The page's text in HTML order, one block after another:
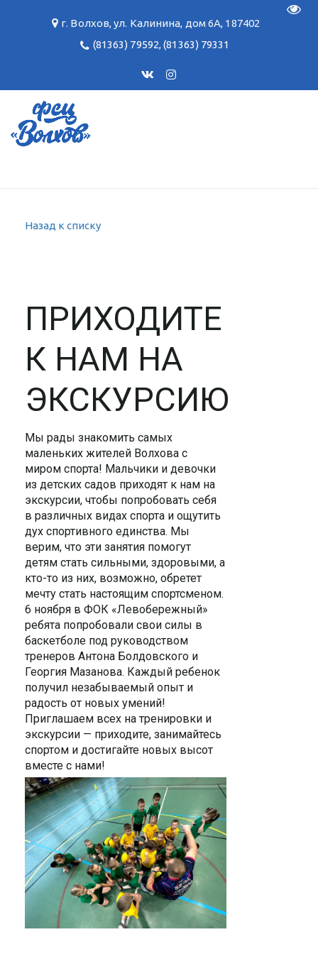
г. Волхов,ул. Калинина, дом 6А, 187402
(81363) 79592,(81363) 79331
Назад к списку
ПРИХОДИТЕ
К НАМ НА
ЭКСКУРСИЮ
Мы рады знакомить самых
маленьких жителей Волхова с
миром спорта! Мальчики и девочки
из детских садов приходят к нам на
экскурсии, чтобы попробовать себя
в различных видах спорта и ощутить
дух спортивного единства. Мы
верим, что эти занятия помогут
детям стать сильными, здоровыми, а
кто-то из них, возможно, обретет
мечту стать настоящим спортсменом.
6 ноября в ФОК «Левобережный»
ребята попробовали свои силы в
баскетболе под руководством
тренеров Антона Болдовского и
Георгия Мазанова. Каждый ребенок
получил незабываемый опыт и
радость от новых умений!
Приглашаем всех на тренировки и
экскурсии — приходите, занимайтесь
спортом и достигайте новых высот
вместе с нами!